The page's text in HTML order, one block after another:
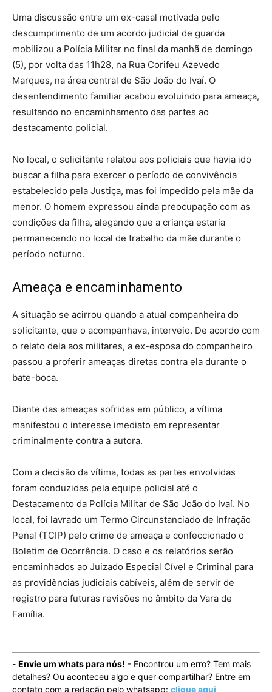
Uma discussão entre um ex-casal motivada pelo
descumprimento de um acordo judicial de guarda
mobilizou a Polícia Militar no final da manhã de domingo
(5), por volta das 11h28, na Rua Corifeu Azevedo
Marques, na área central de São João do Ivaí. O
desentendimento familiar acabou evoluindo para ameaça,
resultando no encaminhamento das partes ao
destacamento policial.
No local, o solicitante relatou aos policiais que havia ido
buscar a filha para exercer o período de convivência
estabelecido pela Justiça, mas foi impedido pela mãe da
menor. O homem expressou ainda preocupação com as
condições da filha, alegando que a criança estaria
permanecendo no local de trabalho da mãe durante o
período noturno.
Ameaça e encaminhamento
A situação se acirrou quando a atual companheira do
solicitante, que o acompanhava, interveio. De acordo com
o relato dela aos militares, a ex-esposa do companheiro
passou a proferir ameaças diretas contra ela durante o
bate-boca.
Diante das ameaças sofridas em público, a vítima
manifestou o interesse imediato em representar
criminalmente contra a autora.
Com a decisão da vítima, todas as partes envolvidas
foram conduzidas pela equipe policial até o
Destacamento da Polícia Militar de São João do Ivaí. No
local, foi lavrado um Termo Circunstanciado de Infração
Penal (TCIP) pelo crime de ameaça e confeccionado o
Boletim de Ocorrência. O caso e os relatórios serão
encaminhados ao Juizado Especial Cível e Criminal para
as providências judiciais cabíveis, além de servir de
registro para futuras revisões no âmbito da Vara de
Família.
- Envie um whats para nós! - Encontrou um erro? Tem mais
detalhes? Ou aconteceu algo e quer compartilhar? Entre em
contato com a redação pelo whatsapp: clique aqui